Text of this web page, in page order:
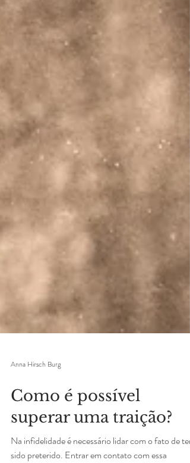
Anna Hirsch Burg
Como é possível
superar uma traição?